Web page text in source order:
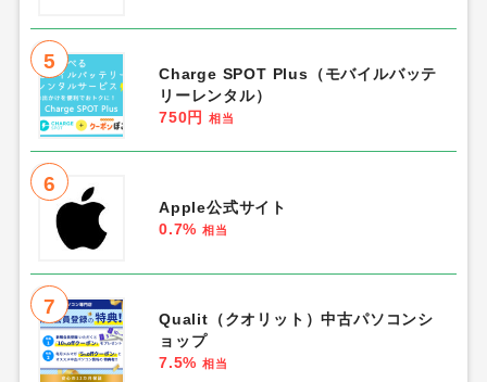
5
Charge SPOT Plus（モバイルバッテ
リーレンタル）
750円
相当
6
Apple公式サイト
0.7% 相当
7
Qualit（クオリット）中古パソコンシ
ョップ
7.5% 相当